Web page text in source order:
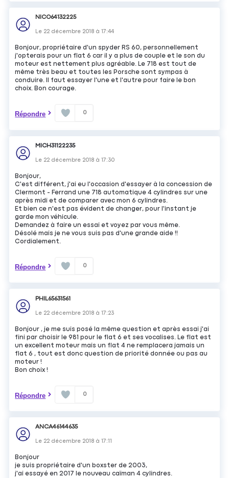
NICO64132225
Le 22 décembre 2018 à17:44
Bonjour, propriétaire d'un spyder RS 60, personnellement
j'opterais pour un flat 6 car il y a plus de couple et le son du
moteur est nettement plus agréable. Le 718 est tout de
même très beau et toutes les Porsche sont sympas à
conduire. Il faut essayer l'une et l'autre pour faire le bon
choix. Bon courage.
Répondre 0
MICH31122235
Le 22 décembre 2018 à17:30
Bonjour,
C'est différent, j'ai eu l'occasion d'essayer à la concession de
Clermont - Ferrand une 718 automatique 4 cylindres sur une
après midi et de comparer avec mon 6 cylindres.
Et bien ce n'est pas évident de changer, pour l'instant je
garde mon véhicule.
Demandez à faire un essai et voyez par vous même.
Désolé mais je ne vous suis pas d'une grande aide !!
Cordialement.
Répondre 0
PHIL65631561
Le 22 décembre 2018 à17:23
Bonjour , je me suis posé la même question et après essai j'ai
fini par choisir le 981 pour le flat 6 et ses vocalises. Le flat est
un excellent moteur mais un flat 4 ne remplacera jamais un
flat 6 , tout est donc question de priorité donnée ou pas au
moteur !
Bon choix !
Répondre 0
ANCA46144635
Le 22 décembre 2018 à17:11
Bonjour
je suis propriétaire d'un boxster de 2003,
j'ai essayé en 2017 le nouveau caïman 4 cylindres.